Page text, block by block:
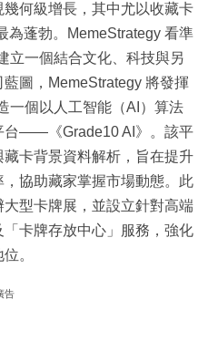
何級增長，其中尤以收藏卡
為蓬勃。MemeStrategy 看準
立一個結合文化、科技與另
圖，MemeStrategy 將發揮
一個以人工智能（AI）算法
台——《Grade10 AI》。該平
卡背景資料解析，旨在提升
協助藏家掌握市場動態。此
型卡牌展，並設立針對高端
卡牌存放中心」服務，強化
。
告